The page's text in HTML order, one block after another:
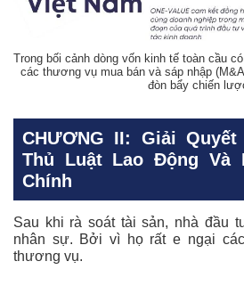
Trong bối cảnh dòng vốn kinh tế toàn cầu
các thương vụ mua bán và sáp nhập
đòn bẩy chiến
CHƯƠNG II: Giải Quyết
Thủ Luật Lao Động Và
Chính
Sau khi rà soát tài sản, nhà đầu
nhân sự. Bởi vì họ rất e ngại
thương vụ.